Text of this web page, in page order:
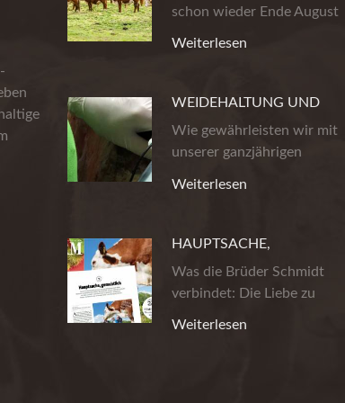
schon wieder Ende August
Weiterlesen
WEIDEHALTUNG UND
PRODUKTSICHERHEIT
Wie gewährleisten wir mit
unserer ganzjährigen
Weiterlesen
HAUPTSACHE,
GEMUHTLICH!
Was die Brüder Schmidt
verbindet: Die Liebe zu
Weiterlesen